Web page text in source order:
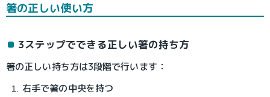
箸の正しい使い方
3ステップでできる正しい箸の持ち方
箸の正しい持ち方は3段階で行います：
右手で箸の中央を持つ